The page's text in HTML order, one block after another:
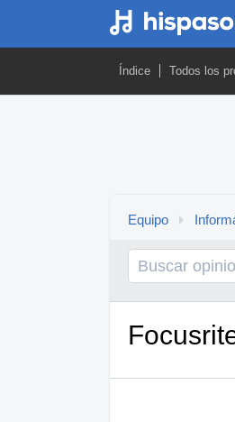
Índice Todos los
Equipo